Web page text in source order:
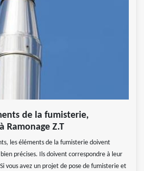
de la fumisterie,
Ramonage Z.T
les éléments de la fumisterie doivent
précises. Ils doivent correspondre à leur
vous avez un projet de pose de fumisterie et